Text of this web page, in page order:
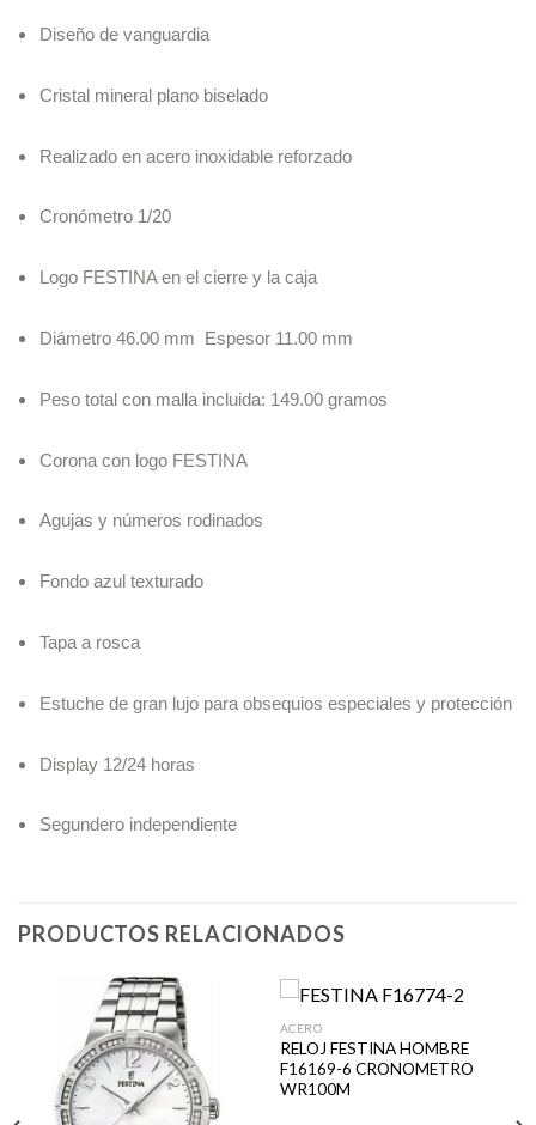
Diseño de vanguardia
Cristal mineral plano biselado
Realizado en acero inoxidable reforzado
Cronómetro 1/20
Logo FESTINA en el cierre y la caja
Diámetro 46.00 mm Espesor 11.00 mm
Peso total con malla incluida: 149.00 gramos
Corona con logo FESTINA
Agujas y números rodinados
Fondo azul texturado
Tapa a rosca
Estuche de gran lujo para obsequios especiales y protección
Display 12/24 horas
Segundero independiente
PRODUCTOS RELACIONADOS
ACERO
RELOJ FESTINA HOMBRE
F16169-6 CRONOMETRO
WR100M